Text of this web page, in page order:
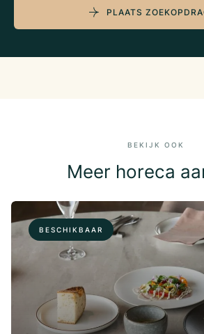
PLAATS
BEKIJK OOK
Meer horeca
BESCHIKBAAR